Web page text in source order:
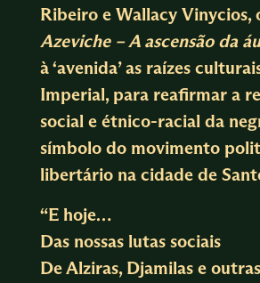
Ribeiro e Wallacy Vinycios,
Azeviche – A ascensão da
à ‘avenida’ as raízes
Imperial, para reafirmar a
social e étnico-racial da
símbolo do movimento
libertário na cidade de
“E hoje…
Das nossas lutas sociais
De Alziras, Djamilas e